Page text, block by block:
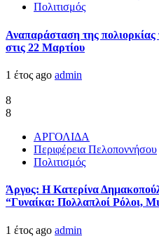
Πολιτισμός
Αναπαράσταση της
στις 22 Μαρτίου
1 έτος ago admin
8
8
ΑΡΓΟΛΙΔΑ
Περιφέρεια Πελοποννήσου
Πολιτισμός
Άργος: Η Κατερίνα
“Γυναίκα: Πολλαπλοί Ρόλοι,
1 έτος ago admin